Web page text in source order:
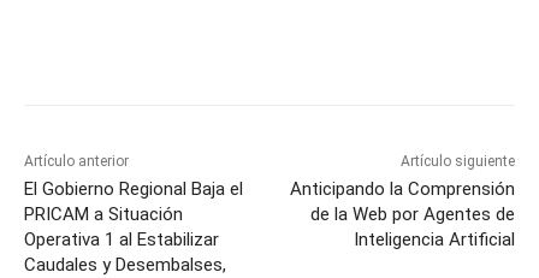
Artículo anterior
El Gobierno Regional Baja el
PRICAM a Situación
Operativa 1 al Estabilizar
Caudales y Desembalses,
Artículo siguiente
Anticipando la Comprensión
de la Web por Agentes de
Inteligencia Artificial